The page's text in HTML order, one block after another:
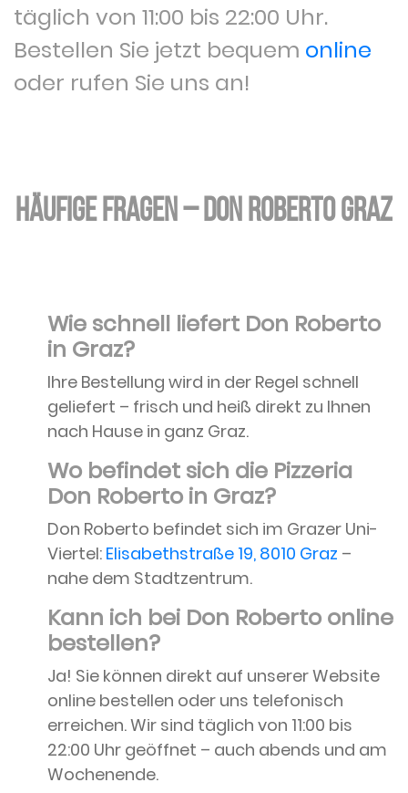
täglich von 11:00 bis 22:00 Uhr.
Bestellen Sie jetzt bequem online
oder rufen Sie uns an!
Häufige Fragen – Don Roberto Graz
Wie schnell liefert Don Roberto
in Graz?
Ihre Bestellung wird in der Regel schnell
geliefert – frisch und heiß direkt zu Ihnen
nach Hause in ganz Graz.
Wo befindet sich die Pizzeria
Don Roberto in Graz?
Don Roberto befindet sich im Grazer Uni-
Viertel: Elisabethstraße 19, 8010 Graz –
nahe dem Stadtzentrum.
Kann ich bei Don Roberto online
bestellen?
Ja! Sie können direkt auf unserer Website
online bestellen oder uns telefonisch
erreichen. Wir sind täglich von 11:00 bis
22:00 Uhr geöffnet – auch abends und am
Wochenende.